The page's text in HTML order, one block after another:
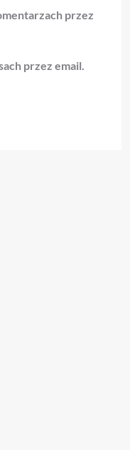
przez
przez email.